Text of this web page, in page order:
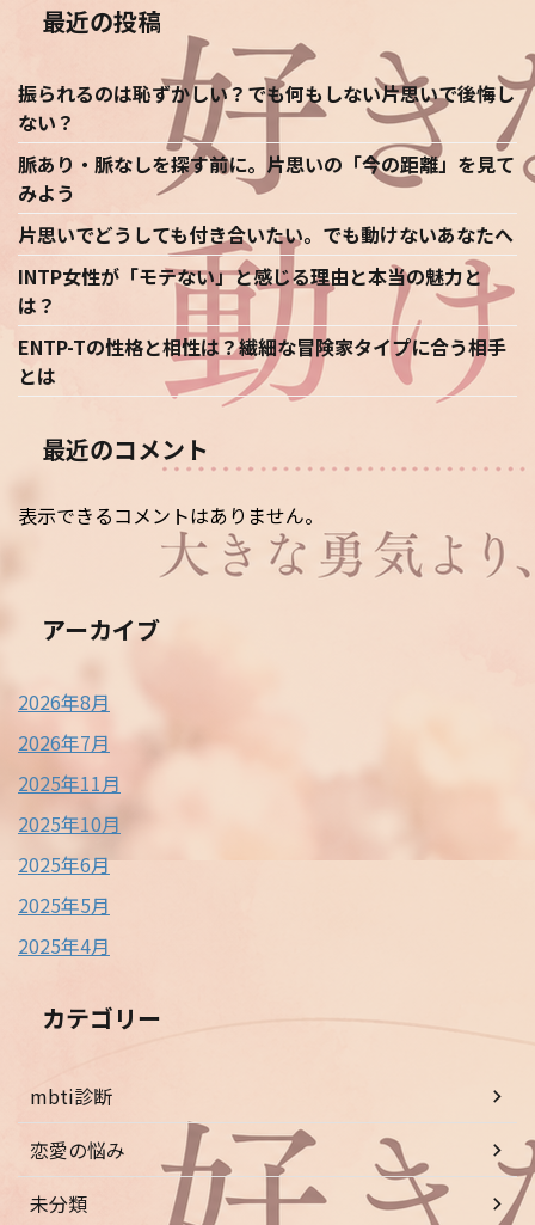
最近の投稿
振られるのは恥ずかしい？でも何もしない片思いで後悔し
ない？
脈あり・脈なしを探す前に。片思いの「今の距離」を見て
みよう
片思いでどうしても付き合いたい。でも動けないあなたへ
INTP女性が「モテない」と感じる理由と本当の魅力と
は？
ENTP-Tの性格と相性は？繊細な冒険家タイプに合う相手
とは
最近のコメント
表示できるコメントはありません。
アーカイブ
2026年8月
2026年7月
2025年11月
2025年10月
2025年6月
2025年5月
2025年4月
カテゴリー
mbti診断
恋愛の悩み
未分類